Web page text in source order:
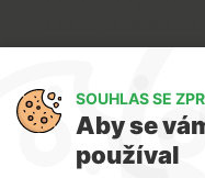
O nás
SOUHLAS SE
Aby se
používal